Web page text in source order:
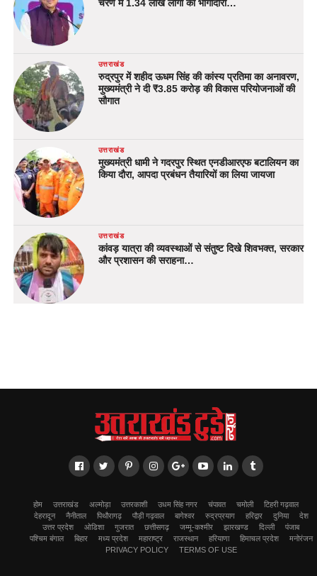
चरण में 1.34 लाख लोगों की भागीदारी…
उत्तराखंड
रुद्रपुर में शहीद ऊधम सिंह की कांस्य प्रतिमा का अनावरण,
मुख्यमंत्री ने दी ₹3.85 करोड़ की विकास परियोजनाओं की
सौगात
उत्तराखंड
मुख्यमंत्री धामी ने गदरपुर स्थित एनडीआरएफ बटालियन का
किया दौरा, आपदा प्रबंधन तैयारियों का लिया जायजा
उत्तराखंड
कांवड़ यात्रा की व्यवस्थाओं से संतुष्ट दिखे शिवभक्त, सरकार
और प्रशासन की सराहना…
होम उत्तराखंड अल्मोड़ा उत्तरकाशी उधम सिंह नगर चंपावत चमोली
टिहरी गढ़वाल
देहरादून
नैनीताल पिथौरागढ़ पौड़ी गढ़वाल बागेश्वर रुद्रप्रयाग हरिद्वार दुनिया
देश
उत्तर प्रदेश
ओडिशा गुजरात छत्तीसगढ़ जम्मू-कश्मीर झारखण्ड दिल्ली
पंजाब
पश्चिम बंगाल
बिहार मध्य प्रदेश महाराष्ट्र राजस्थान हरियाणा हिमाचल प्रदेश
मनोरंजन
PRIVACY POLICY
TERMS OF USE